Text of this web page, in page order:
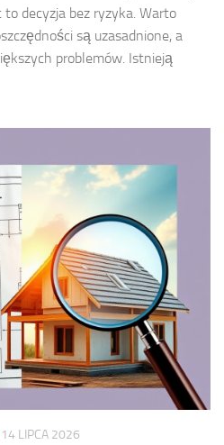
decyzja bez ryzyka. Warto
są uzasadnione, a
problemów. Istnieją
14 LIPCA 2026